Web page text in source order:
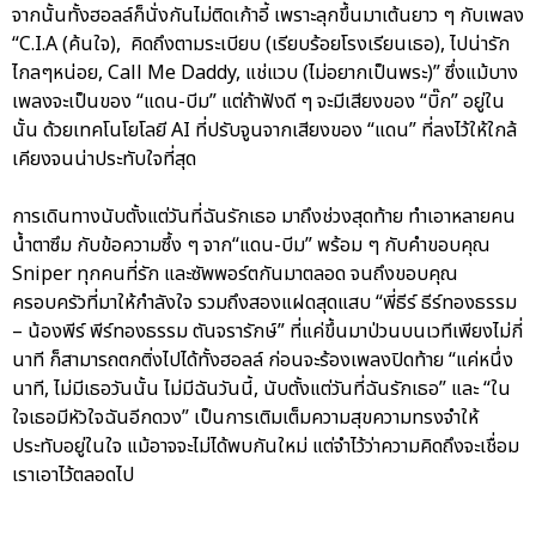
จากนั้นทั้งฮอลล์ก็นั่งกันไม่ติดเก้าอี้ เพราะลุกขึ้นมาเต้นยาว ๆ กับเพลง
“C.I.A (ค้นใจ), คิดถึงตามระเบียบ (เรียบร้อยโรงเรียนเธอ), ไปน่ารัก
ไกลๆหน่อย, Call Me Daddy, แช่แวบ (ไม่อยากเป็นพระ)” ซึ่งแม้บาง
เพลงจะเป็นของ “แดน-บีม” แต่ถ้าฟังดี ๆ จะมีเสียงของ “บิ๊ก” อยู่ใน
นั้น ด้วยเทคโนโยโลยี AI ที่ปรับจูนจากเสียงของ “แดน” ที่ลงไว้ให้ใกล้
เคียงจนน่าประทับใจที่สุด
การเดินทางนับตั้งแต่วันที่ฉันรักเธอ มาถึงช่วงสุดท้าย ทำเอาหลายคน
น้ำตาซึม กับข้อความซึ้ง ๆ จาก“แดน-บีม” พร้อม ๆ กับคำขอบคุณ
Sniper ทุกคนที่รัก และซัพพอร์ตกันมาตลอด จนถึงขอบคุณ
ครอบครัวที่มาให้กำลังใจ รวมถึงสองแฝดสุดแสบ “พี่ธีร์ ธีร์ทองธรรม
– น้องพีร์ พีร์ทองธรรม ตันจรารักษ์” ที่แค่ขึ้นมาป่วนบนเวทีเพียงไม่กี่
นาที ก็สามารถตกติ่งไปได้ทั้งฮอลล์ ก่อนจะร้องเพลงปิดท้าย “แค่หนึ่ง
นาที, ไม่มีเธอวันนั้น ไม่มีฉันวันนี้, นับตั้งแต่วันที่ฉันรักเธอ” และ “ใน
ใจเธอมีหัวใจฉันอีกดวง” เป็นการเติมเต็มความสุขความทรงจำให้
ประทับอยู่ในใจ แม้อาจจะไม่ได้พบกันใหม่ แต่จำไว้ว่าความคิดถึงจะเชื่อม
เราเอาไว้ตลอดไป